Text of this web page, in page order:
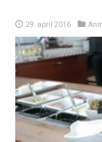
29. april 2016